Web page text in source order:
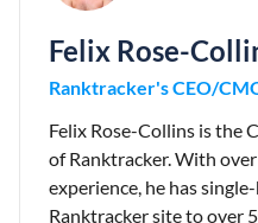
Felix Rose-
Ranktracker's CEO/
Felix Rose-Collins is the
of Ranktracker. With over
experience, he has
Ranktracker site to over